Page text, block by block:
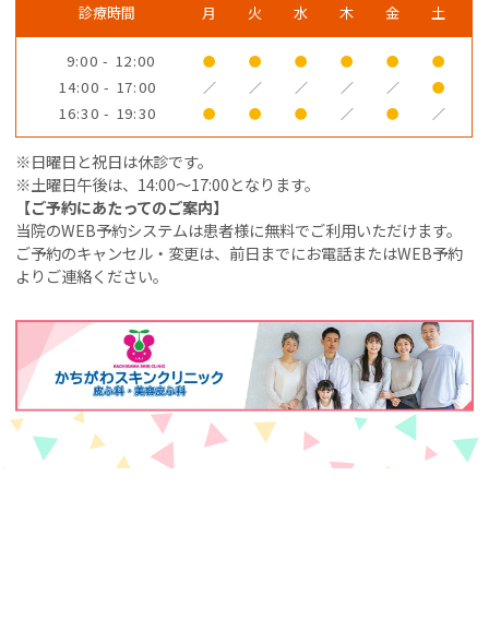
診療時間 月 火 水 木 金 土
9:00 - 12:00 ● ● ● ● ● ●
14:00 - 17:00 ／ ／ ／ ／ ／ ●
16:30 - 19:30 ● ● ● ／ ● ／
※日曜日と祝日は休診です。
※土曜日午後は、14:00～17:00となります。
【ご予約にあたってのご案内】
当院のWEB予約システムは患者様に無料でご利用いただけます。
ご予約のキャンセル・変更は、前日までにお電話またはWEB予約
よりご連絡ください。